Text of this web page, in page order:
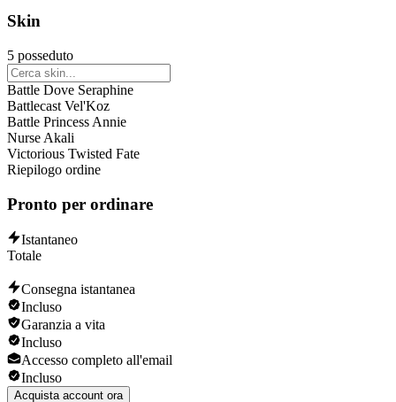
Lulu
Lux
Master Yi
Mel
Miss Fortune
Naafiri
Nautilus
Nunu & Willump
Pantheon
Poppy
Ryze
Sejuani
Seraphine
Sivir
Sona
Soraka
Swain
Sylas
Syndra
Teemo
Thresh
Skin
5 posseduto
Battle Dove Seraphine
Battlecast Vel'Koz
Battle Princess Annie
Nurse Akali
Victorious Twisted Fate
Riepilogo ordine
Pronto per ordinare
Istantaneo
Totale
Consegna istantanea
Incluso
Garanzia a vita
Incluso
Accesso completo all'email
Incluso
Acquista account ora